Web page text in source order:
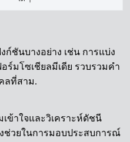
ก์ชันบางอย่าง เช่น การแบ่ง
ร์มโซเชียลมีเดีย รวบรวมคำ
ลที่สาม.
ข้าใจและวิเคราะห์ดัชนี
ช่วยในการมอบประสบการณ์